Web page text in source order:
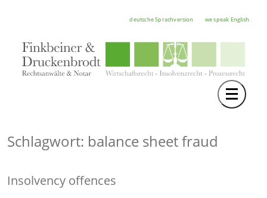
deutsche Sprachversion we speak English
Toggle
RECHTSGEBIETE
FORTBILDUNGEN
Schlagwort: balance sheet fraud
Insolvency offences